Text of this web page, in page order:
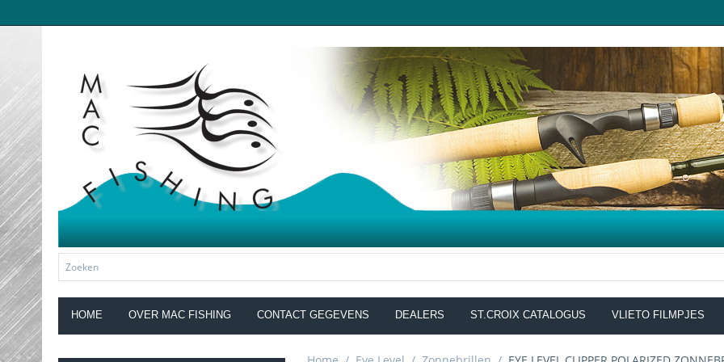
HOME OVER MAC FISHING CONTACT GEGEVENS DEALERS ST.CROIX CATALOGUS VLIETO FILMPJES